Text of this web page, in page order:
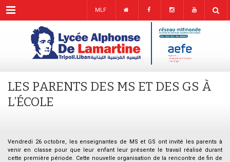
Menu MLF
LES PARENTS DES MS ET DES GS À
L’ÉCOLE
Vendredi 26 octobre, les enseignantes de MS et GS ont invité les parents à
venir en classe pour que leur enfant leur présente le travail réalisé durant
cette première période. Cette nouvelle organisation de la rencontre de fin de